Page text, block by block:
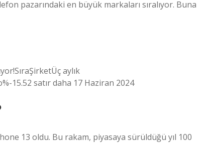
pazarındaki en büyük markaları sıralıyor. Buna
aylık
15.52 satır daha 17 Haziran 2024
13 oldu. Bu rakam, piyasaya sürüldüğü yıl 100